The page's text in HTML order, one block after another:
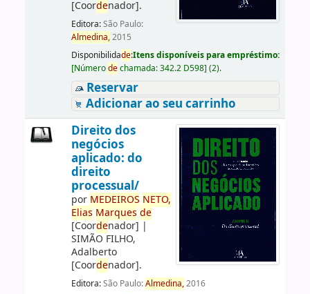
[Coordenador].
Editora:São Paulo:
Almedina,2015
Disponibilidade:Itens disponíveis para empréstimo:
[Númerodechamada:342.2 D598] (2).
Reservar
Adicionar ao seu carrinho
Direito dos
negócios
aplicado: do
direito
processual/
por MEDEIROS NETO,
Elias Marques de
[Coordenador] |
SIMÃO FILHO,
Adalberto
[Coordenador].
Editora:São Paulo:Almedina,2016